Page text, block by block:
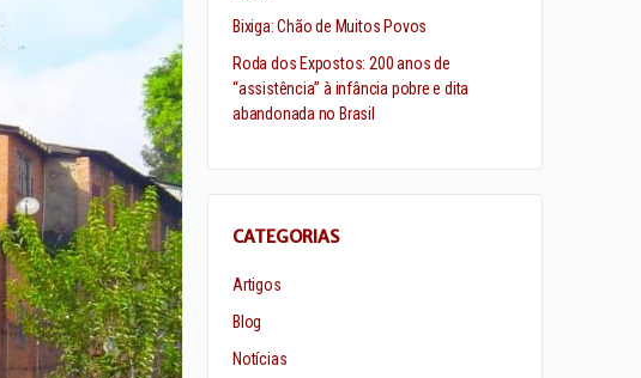
Bixiga: Chão de Muitos Povos
Roda dos Expostos: 200 anos de
“assistência” à infância pobre e dita
abandonada no Brasil
CATEGORIAS
Artigos
Blog
Notícias